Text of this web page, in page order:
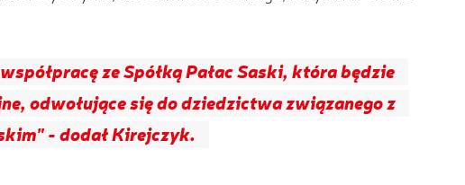
ze Spółką Pałac Saski, która będzie
odwołujące się do dziedzictwa związanego z
- dodał Kirejczyk.